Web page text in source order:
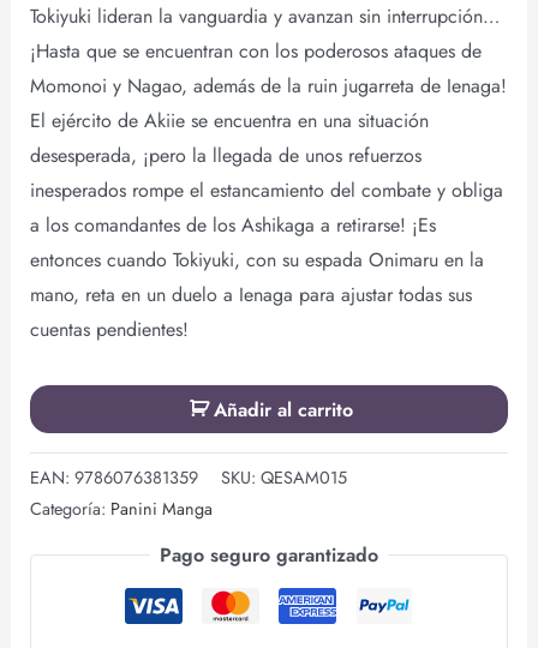
Tokiyuki lideran la vanguardia y avanzan sin interrupción…
¡Hasta que se encuentran con los poderosos ataques de
Momonoi y Nagao, además de la ruin jugarreta de Ienaga!
El ejército de Akiie se encuentra en una situación
desesperada, ¡pero la llegada de unos refuerzos
inesperados rompe el estancamiento del combate y obliga
a los comandantes de los Ashikaga a retirarse! ¡Es
entonces cuando Tokiyuki, con su espada Onimaru en la
mano, reta en un duelo a Ienaga para ajustar todas sus
cuentas pendientes!
Añadir al carrito
EAN: 9786076381359 SKU: QESAM015
Categoría: Panini Manga
Pago seguro garantizado